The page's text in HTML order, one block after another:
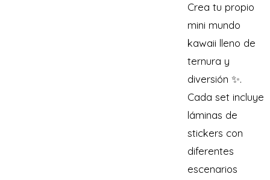
Crea tu propio
mini mundo
kawaii lleno de
ternura y
diversión ✨.
Cada set incluye
láminas de
stickers con
diferentes
escenarios